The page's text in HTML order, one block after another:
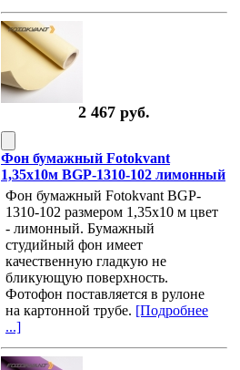
2 467 руб.
Фон бумажный Fotokvant
1,35х10м BGP-1310-102 лимонный
Фон бумажный Fotokvant BGP-
1310-102 размером 1,35х10 м цвет
- лимонный. Бумажный
студийный фон имеет
качественную гладкую не
бликующую поверхность.
Фотофон поставляется в рулоне
на картонной трубе. [Подробнее
...]